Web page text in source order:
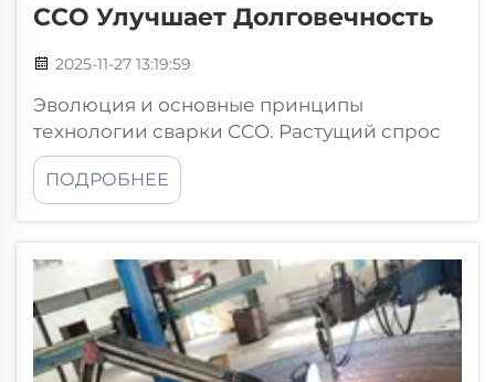
CCO Улучшает Долговечность
2025-11-27 13:19:59
Эволюция и основные принципы
технологии сварки CCO. Растущий спрос
на высокопрочные сварные соединения в
промышленных приложениях. В отраслях
промышленности зафиксирован
сварные соединения на 18% с 2022 года,
что обусловлено...
ПОДРОБНЕЕ